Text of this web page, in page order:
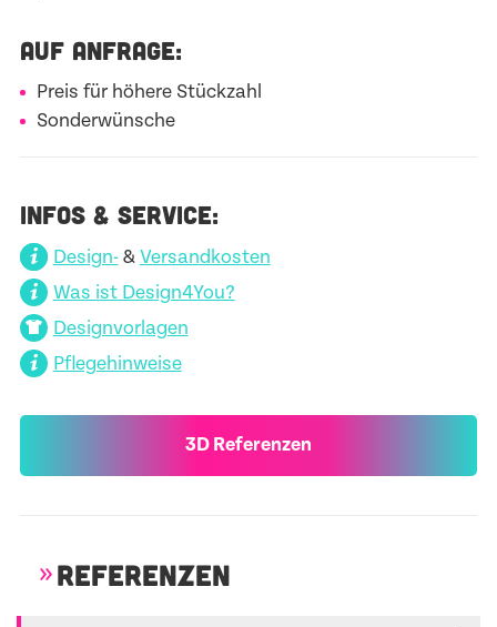
AUF ANFRAGE:
Preis für höhere Stückzahl
Sonderwünsche
INFOS & SERVICE:
Design-& Versandkosten
Was ist Design4You?
Designvorlagen
Pflegehinweise
3D Referenzen
REFERENZEN